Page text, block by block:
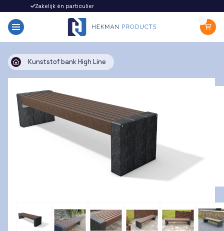
Zakelijk én particulier
Kunststof bank High Line